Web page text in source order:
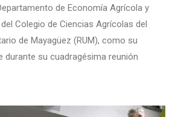
de Economía Agrícola y
Colegio de Ciencias Agrícolas del
de Mayagüez (RUM), como su
durante su cuadragésima reunión